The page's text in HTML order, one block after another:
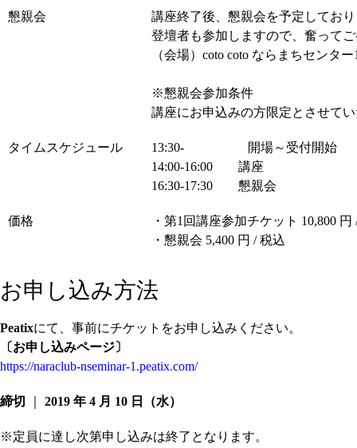
懇親会
講座終了後、懇親会を予定してお
登壇者も参加しますので、奮って
（会場）coto coto ならまちセンター
※懇親会参加条件
講座にお申込みの方限定とさせて
タイムスケジュール
13:30- 開場～受付開始
14:00-16:00 講座
16:30-17:30 懇親会
価格
・第1回講座参加チケット 10,800 円
・懇親会 5,400 円 / 税込
お申し込み方法
Peatixにて、事前にチケットをお申し込みください。
〔お申し込みページ〕
https://naraclub-nseminar-1.peatix.com/
締切 2019 年 4 月 10 日（水）
※定員に達し次第申し込みは終了となります。